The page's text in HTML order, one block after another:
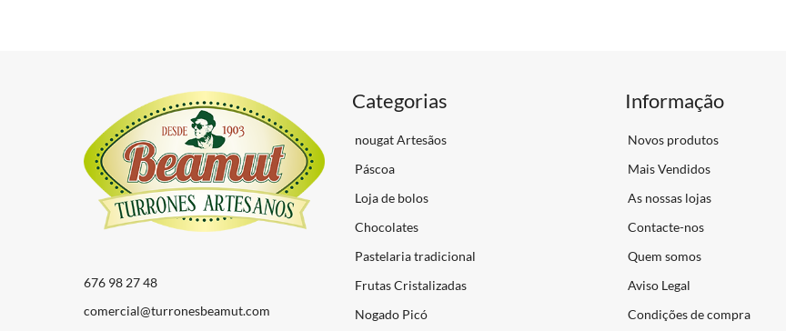
676 98 27 48
comercial@turronesbeamut.com
Categorias
nougat Artesãos
Páscoa
Loja de bolos
Chocolates
Pastelaria tradicional
Frutas Cristalizadas
Nogado Picó
Informação
Novos produtos
Mais Vendidos
As nossas lojas
Contacte-nos
Quem somos
Aviso Legal
Condições de compra